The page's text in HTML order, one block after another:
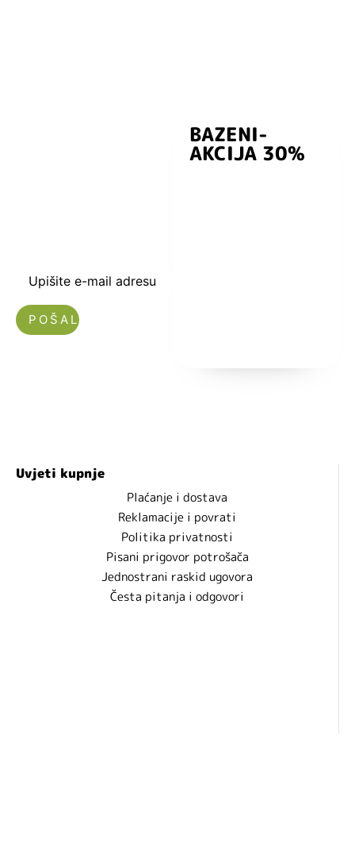
Upišite e-mail adresu
BAZENI-
AKCIJA 30%
Uvjeti kupnje
Plaćanje i dostava
Reklamacije i povrati
Politika privatnosti
Pisani prigovor potrošača
Jednostrani raskid ugovora
Česta pitanja i odgovori